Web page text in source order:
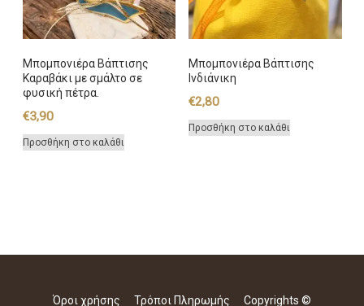
Μπομπονιέρα Βάπτισης
Καραβάκι με σμάλτο σε
φυσική πέτρα.
€3,90
Προσθήκη στο καλάθι
Μπομπονιέρα Βάπτισης
Ινδιάνικη
€2,80
Προσθήκη στο καλάθι
Όροι χρήσης Τρόποι Πληρωμής Copyrights ©